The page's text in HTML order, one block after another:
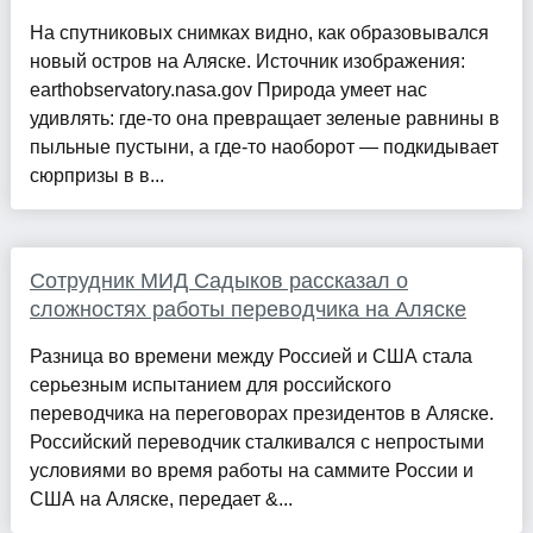
На спутниковых снимках видно, как образовывался
новый остров на Аляске. Источник изображения:
earthobservatory.nasa.gov Природа умеет нас
удивлять: где-то она превращает зеленые равнины в
пыльные пустыни, а где-то наоборот — подкидывает
сюрпризы в в...
Сотрудник МИД Садыков рассказал о
сложностях работы переводчика на Аляске
Разница во времени между Россией и США стала
серьезным испытанием для российского
переводчика на переговорах президентов в Аляске.
Российский переводчик сталкивался с непростыми
условиями во время работы на саммите России и
США на Аляске, передает &...